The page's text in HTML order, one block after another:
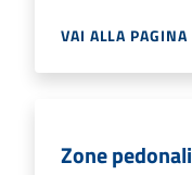
VAI ALLA PAGINA
Zone pedonali